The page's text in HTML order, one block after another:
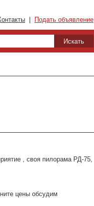
Подать объявление
, своя пилорама РД-75,
цены обсудим